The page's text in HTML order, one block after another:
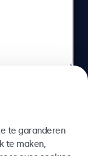
te garanderen
te maken,